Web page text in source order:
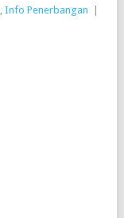
, Info Penerbangan